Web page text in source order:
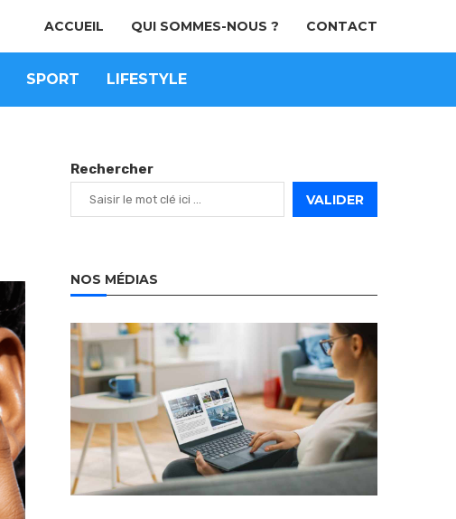
ACCUEIL QUI SOMMES-NOUS ? CONTACT
SPORT LIFESTYLE
Rechercher
VALIDER
NOS MÉDIAS